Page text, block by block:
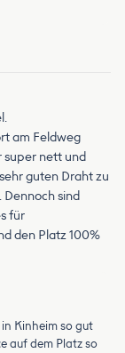
am Feldweg
super nett und
guten Draht zu
sind
für
den Platz 100%
Kinheim so gut
auf dem Platz so